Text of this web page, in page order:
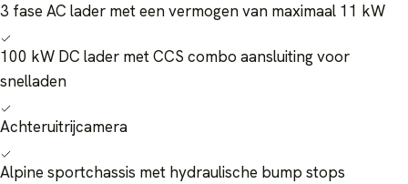
3 fase AC lader met een vermogen van maximaal 11 kW
100 kW DC lader met CCS combo aansluiting voor
snelladen
Achteruitrijcamera
Alpine sportchassis met hydraulische bump stops